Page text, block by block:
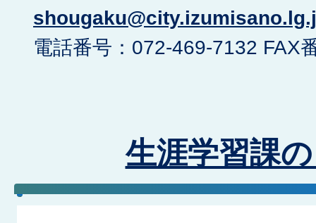
電話番号：072-469-7132 FAX
生涯学習課